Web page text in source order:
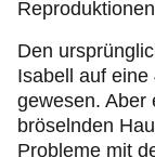
Den
Isabell auf
gewesen. Aber
bröselnden
Probleme mit